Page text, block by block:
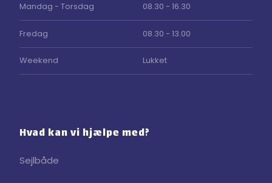
Mandag - Torsdag 08.30 - 16.30
Fredag 08.30 - 13.00
Weekend Lukket
Hvad kan vi hjælpe med?
Sejlbåde